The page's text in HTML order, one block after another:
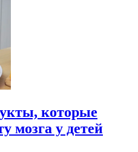
которые
мозга у детей